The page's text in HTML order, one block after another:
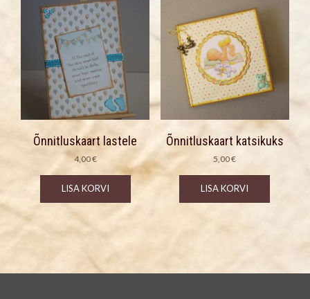
Õnnitluskaart lastele
4,00€
LISA KORVI
Õnnitluskaart katsikuks
5,00€
LISA KORVI